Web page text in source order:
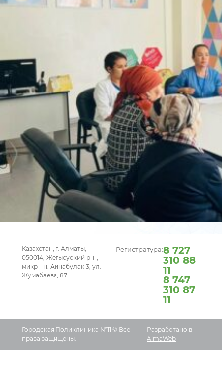
Казахстан, г. Алматы,
050014, Жетысуский р-н,
микр - н. Айнабулак 3, ул.
Жумабаева, 87
Регистратура:8 727
310 88
11
8 747
310 87
11
Городская Поликлиника №11 © Все
права защищены.
Разработано в
AlmaWeb